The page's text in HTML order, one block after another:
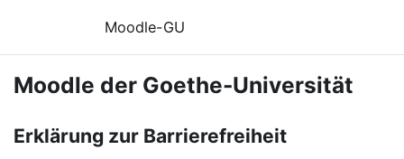
Moodle-GU
Moodle der Goethe-Universität
Erklärung zur Barrierefreiheit